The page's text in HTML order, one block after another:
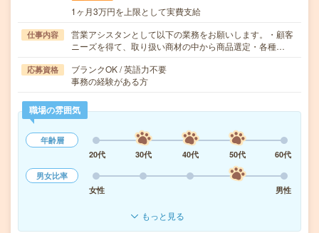
1ヶ月3万円を上限として実費支給
仕事内容
営業アシスタンとして以下の業務をお願いします。・顧客
ニーズを得て、取り扱い商材の中から商品選定・各種…
応募資格
ブランクOK / 英語力不要
事務の経験がある方
職場の雰囲気
年齢層
20代
30代 40代 50代
60代
男女比率
女性
男性
もっと見る